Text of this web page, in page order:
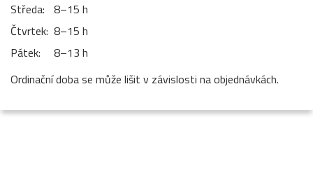
Středa: 8–⁠15 h
Čtvrtek: 8–⁠15 h
Pátek:
8–⁠13 h
Ordinační doba se může lišit v závislosti na objednávkách.